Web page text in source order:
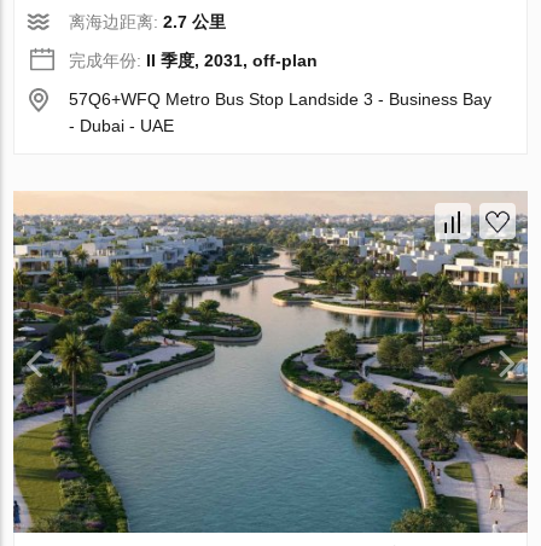
离海边距离:2.7 公里
完成年份: II 季度, 2031, off-plan
57Q6+WFQ Metro Bus Stop Landside 3 - Business Bay
- Dubai - UAE